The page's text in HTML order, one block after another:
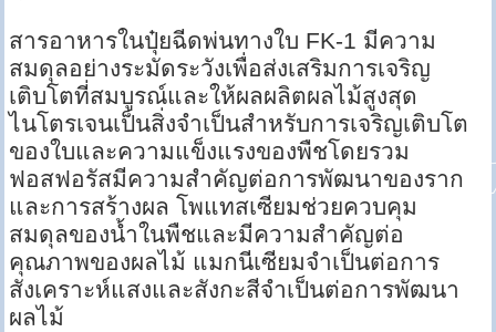
สารอาหารในปุ๋ยฉีดพ่นทางใบ FK-1 มีความ
สมดุลอย่างระมัดระวังเพื่อส่งเสริมการเจริญ
เติบโตที่สมบูรณ์และให้ผลผลิตผลไม้สูงสุด
ไนโตรเจนเป็นสิ่งจำเป็นสำหรับการเจริญเติบโต
ของใบและความแข็งแรงของพืชโดยรวม
ฟอสฟอรัสมีความสำคัญต่อการพัฒนาของราก
และการสร้างผล โพแทสเซียมช่วยควบคุม
สมดุลของน้ำในพืชและมีความสำคัญต่อ
คุณภาพของผลไม้ แมกนีเซียมจำเป็นต่อการ
สังเคราะห์แสงและสังกะสีจำเป็นต่อการพัฒนา
ผลไม้